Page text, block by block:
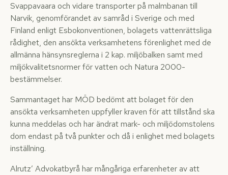
Svappavaara och vidare transporter på malmbanan till
Narvik, genomförandet av samråd i Sverige och med
Finland enligt Esbokonventionen, bolagets vattenrättsliga
rådighet, den ansökta verksamhetens förenlighet med de
allmänna hänsynsreglerna i 2 kap. miljöbalken samt med
miljökvalitetsnormer för vatten och Natura 2000-
bestämmelser.
Sammantaget har MÖD bedömt att bolaget för den
ansökta verksamheten uppfyller kraven för att tillstånd ska
kunna meddelas och har ändrat mark- och miljödomstolens
dom endast på två punkter och då i enlighet med bolagets
inställning.
Alrutz’ Advokatbyrå har mångåriga erfarenheter av att